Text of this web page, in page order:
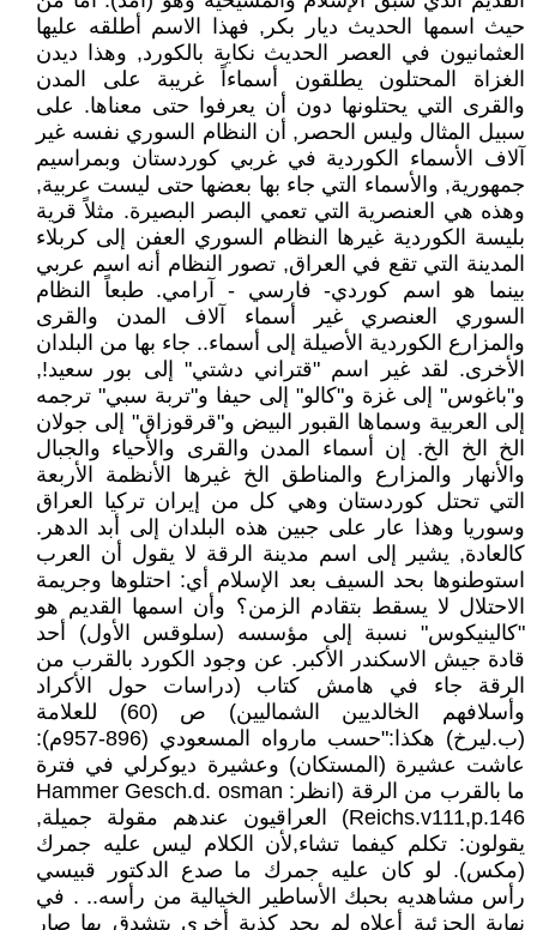
حيث اسمها الحديث ديار بكر, فهذا الاسم أطلقه عليها
العثمانيون في العصر الحديث نكاية بالكورد, وهذا ديدن
الغزاة المحتلون يطلقون أسماءاً غريبة على المدن
والقرى التي يحتلونها دون أن يعرفوا حتى معناها. على
سبيل المثال وليس الحصر, أن النظام السوري نفسه غير
آلاف الأسماء الكوردية في غربي كوردستان وبمراسيم
جمهورية, والأسماء التي جاء بها بعضها حتى ليست عربية,
وهذه هي العنصرية التي تعمي البصر البصيرة. مثلاً قرية
بليسة الكوردية غيرها النظام السوري العفن إلى كربلاء
المدينة التي تقع في العراق, تصور النظام أنه اسم عربي
بينما هو اسم كوردي- فارسي - آرامي. طبعاً النظام
السوري العنصري غير أسماء آلاف المدن والقرى
والمزارع الكوردية الأصيلة إلى أسماء.. جاء بها من البلدان
الأخرى. لقد غير اسم "قتراني دشتي" إلى بور سعيد!,
و"باغوس" إلى غزة و"كالو" إلى حيفا و"تربة سبي" ترجمه
إلى العربية وسماها القبور البيض و"قرقوزاق" إلى جولان
الخ الخ الخ. إن أسماء المدن والقرى والأحياء والجبال
والأنهار والمزارع والمناطق الخ غيرها الأنظمة الأربعة
التي تحتل كوردستان وهي كل من إيران تركيا العراق
وسوريا وهذا عار على جبين هذه البلدان إلى أبد الدهر.
كالعادة, يشير إلى اسم مدينة الرقة لا يقول أن العرب
استوطنوها بحد السيف بعد الإسلام أي: احتلوها وجريمة
الاحتلال لا يسقط بتقادم الزمن؟ وأن اسمها القديم هو
"كالينيكوس" نسبة إلى مؤسسه (سلوقس الأول) أحد
قادة جيش الاسكندر الأكبر. عن وجود الكورد بالقرب من
الرقة جاء في هامش كتاب (دراسات حول الأكراد
وأسلافهم الخالديين الشماليين) ص (60) للعلامة
(ب.ليرخ) هكذا:"حسب مارواه المسعودي (896-957م):
عاشت عشيرة (المستكان) وعشيرة ديوكرلي في فترة
ما بالقرب من الرقة (انظر: Hammer Gesch.d. osman
Reichs.v111,p.146) العراقيون عندهم مقولة جميلة,
يقولون: تكلم كيفما تشاء,لأن الكلام ليس عليه جمرك
(مكس). لو كان عليه جمرك ما صدع الدكتور قبيسي
رأس مشاهديه بحبك الأساطير الخيالية من رأسه.. . في
نهاية الجزئية أعلاه لم يجد كذبة أخرى يتشدق بها صار